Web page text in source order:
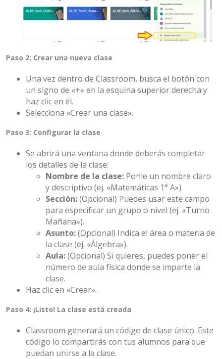
Paso 2: Crear una nueva clase
Una vez dentro de Classroom, busca el botón con
un signo de «+» en la esquina superior derecha y
haz clic en él.
Selecciona «Crear una clase».
Paso 3: Configurar la clase
Se abrirá una ventana donde deberás completar
los detalles de la clase:
Nombre de la clase: Ponle un nombre claro
y descriptivo (ej. «Matemáticas 1° A»).
Sección:(Opcional) Puedes usar este campo
para especificar un grupo o nivel (ej. «Turno
Mañana»).
Asunto:(Opcional) Indica el área o materia de
la clase (ej. «Álgebra»).
Aula:(Opcional) Si quieres, puedes poner el
número de aula física donde se imparte la
clase.
Haz clic en «Crear».
Paso 4: ¡Listo! La clase está creada
Classroom generará un código de clase único. Este
código lo compartirás con tus alumnos para que
puedan unirse a la clase.